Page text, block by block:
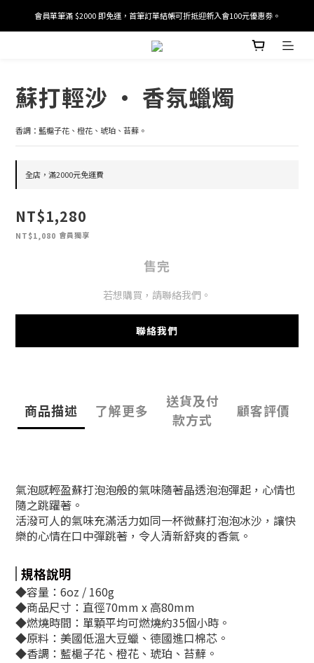
加入/驗證會員並綁定電話號碼，即可獲得百元購物金2張。
會員單筆滿 $2000 即免運，首筆訂單結帳可折抵迎新入會100元優惠劵。
加入/驗證會員並綁定電話號碼，即可獲得百元購物金2張。
蘇打輕沙 · 香氛蠟燭
香調：藍槴子花、橙花、琥珀、苔蘚。
全店，滿2000元免運費
NT$1,280
NT$1,080 會員獨享
售完
若想購買，請聯絡我們。
聯絡我們
商品描述 了解更多
送貨及付
款方式
顧客評價
氣泡感輕盈蘇打泡泡般的氣味隨著晶透泡泡彈起，心情也
隨之跳躍著。
活潑可人的氣味充滿活力如同一杯微蘇打泡泡冰沙，讓快
樂的心情在口中彈跳著，令人清新舒爽的香氣。
規格說明
◆容量：6oz / 160g
◆商品尺寸：直徑70mm x 高80mm
◆燃燒時間：單顆平均可燃燒約35個小時。
◆原料：美國低溫大豆蠟、德國進口棉芯。
◆香調：藍槴子花、橙花、琥珀、苔蘚。